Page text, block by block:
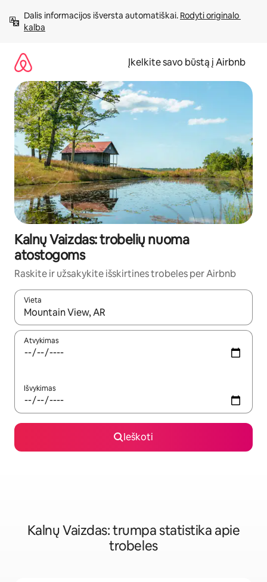
prie
turinio
Dalis informacijos išversta automatiškai. Rodyti originalo
kalba
Įkelkite savo būstą į Airbnb
Kalnų Vaizdas: trobelių nuoma
atostogoms
Raskite ir užsakykite išskirtines trobeles per Airbnb
Vieta
Kai pasirodys paieškos rezultatai, juos naršyti galite
Atvykimas
Išvykimas
Ieškoti
Kalnų Vaizdas: trumpa statistika apie
trobeles